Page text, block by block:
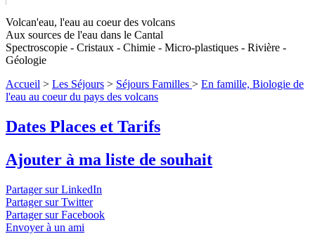
Volcan'eau, l'eau au coeur des volcans
Aux sources de l'eau dans le Cantal
Spectroscopie - Cristaux - Chimie - Micro-plastiques - Rivière -
Géologie
Accueil > Les Séjours > Séjours Familles > En famille, Biologie de
l'eau au coeur du pays des volcans
Dates Places et Tarifs
Ajouter à ma liste de souhait
Partager sur LinkedIn
Partager sur Twitter
Partager sur Facebook
Envoyer à un ami